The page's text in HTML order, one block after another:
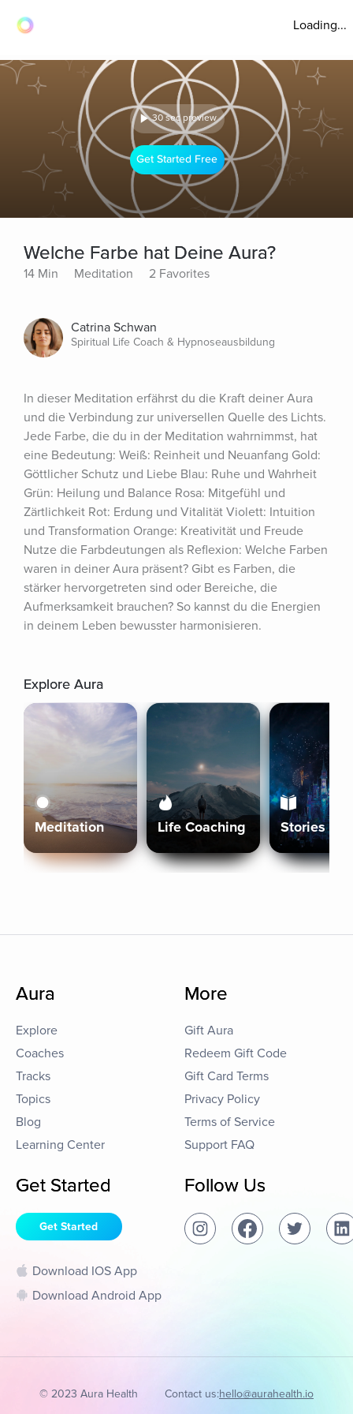
Loading...
30 sec preview
Get Started Free
Welche Farbe hat Deine Aura?
14 Min Meditation 2 Favorites
Catrina Schwan
Spiritual Life Coach & Hypnoseausbildung
In dieser Meditation erfährst du die Kraft deiner Aura
und die Verbindung zur universellen Quelle des Lichts.
Jede Farbe, die du in der Meditation wahrnimmst, hat
eine Bedeutung: Weiß: Reinheit und Neuanfang Gold:
Göttlicher Schutz und Liebe Blau: Ruhe und Wahrheit
Grün: Heilung und Balance Rosa: Mitgefühl und
Zärtlichkeit Rot: Erdung und Vitalität Violett: Intuition
und Transformation Orange: Kreativität und Freude
Nutze die Farbdeutungen als Reflexion: Welche Farben
waren in deiner Aura präsent? Gibt es Farben, die
stärker hervorgetreten sind oder Bereiche, die
Aufmerksamkeit brauchen? So kannst du die Energien
in deinem Leben bewusster harmonisieren.
Explore Aura
Meditation Life Coaching Stories
Aura
Explore
Coaches
Tracks
Topics
Blog
Learning Center
More
Gift Aura
Redeem Gift Code
Gift Card Terms
Privacy Policy
Terms of Service
Support FAQ
Get Started
Get Started
Download IOS App
Download Android App
Follow Us
© 2023 Aura Health Contact us:hello@aurahealth.io